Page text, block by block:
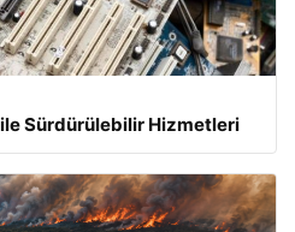
Sürdürülebilir Hizmetleri